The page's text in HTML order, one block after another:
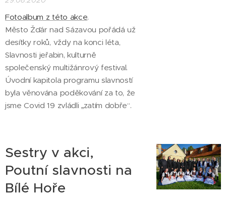
Fotoalbum z této akce.
Město Žďár nad Sázavou pořádá už
desítky roků, vždy na konci léta,
Slavnosti jeřabin, kulturně
společenský multižánrový festival.
Úvodní kapitola programu slavností
byla věnována poděkování za to, že
jsme Covid 19 zvládli „zatím dobře“.
Sestry v akci,
Poutní slavnosti na
Bílé Hoře